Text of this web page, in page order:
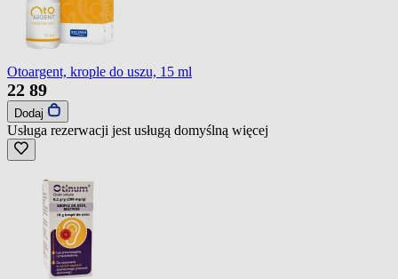
Otoargent, krople do uszu, 15 ml
22 89
Dodaj
Usługa rezerwacji jest usługą domyślną więcej